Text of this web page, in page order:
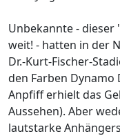
Unbekannte - dieser
weit! - hatten in der
Dr.-Kurt-Fischer-
den Farben Dynamo
Anpfiff erhielt das
Aussehen). Aber
lautstarke